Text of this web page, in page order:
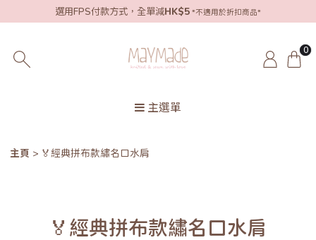
選用FPS付款方式，全單減HK$5 *不適用於折扣商品*
0
主選單
主頁 🏅經典拼布款繡名口水肩
🏅經典拼布款繡名口水肩